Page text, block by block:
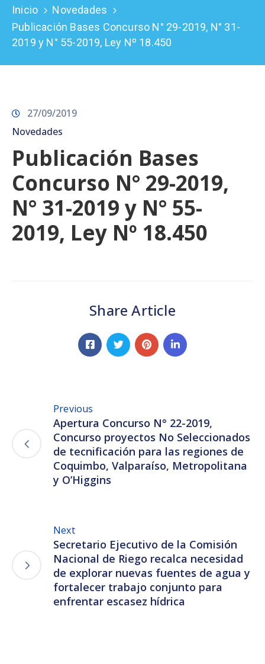
Prensa
Inicio
Novedades
Publicación Bases Concurso N° 29-2019, N° 31-
2019 y N° 55-2019, Ley Nº 18.450
27/09/2019
Novedades
Publicación Bases
Concurso N° 29-2019,
N° 31-2019 y N° 55-
2019, Ley Nº 18.450
Share Article
Previous
Apertura Concurso N° 22-2019,
Concurso proyectos No Seleccionados
de tecnificación para las regiones de
Coquimbo, Valparaíso, Metropolitana
y O’Higgins
Next
Secretario Ejecutivo de la Comisión
Nacional de Riego recalca necesidad
de explorar nuevas fuentes de agua y
fortalecer trabajo conjunto para
enfrentar escasez hídrica